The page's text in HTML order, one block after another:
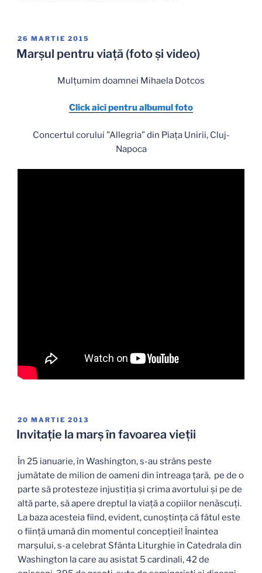
PUBLICAT
PE
26 MARTIE 2015
Marşul pentru viaţă (foto şi video)
Mulţumim doamnei Mihaela Dotcos
Click aici pentru albumul foto
Concertul corului ”Allegria” din Piaţa Unirii, Cluj-
Napoca
PUBLICAT
PE
20 MARTIE 2013
Invitație la marș în favoarea vieții
În 25 ianuarie, în Washington, s-au strâns peste
jumătate de milion de oameni din întreaga ţară, pe de o
parte să protesteze injustiția şi crima avortului şi pe de
altă parte, să apere dreptul la viață a copiilor nenăscuți.
La baza acesteia fiind, evident, cunoștința că fătul este
o ființă umană din momentul concepției! Înaintea
marșului, s-a celebrat Sfânta Liturghie în Catedrala din
Washington la care au asistat 5 cardinali, 42 de